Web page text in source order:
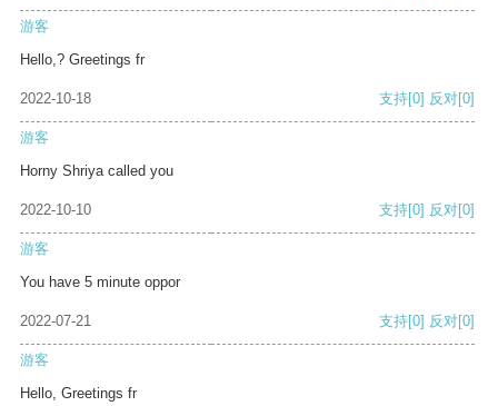
游客
Hello,? Greetings fr
2022-10-18 支持[0] 反对[0]
游客
Horny Shriya called you
2022-10-10 支持[0] 反对[0]
游客
You have 5 minute oppor
2022-07-21 支持[0] 反对[0]
游客
Hello, Greetings fr